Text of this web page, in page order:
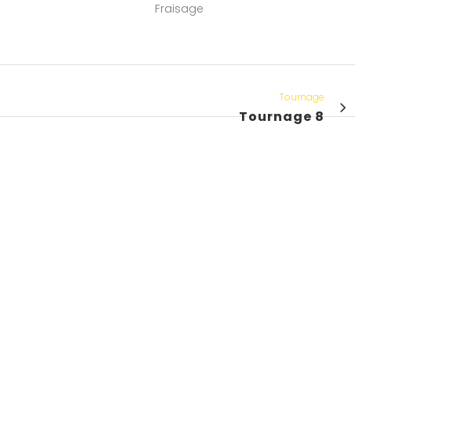
Fraisage
Tournage
Tournage 8